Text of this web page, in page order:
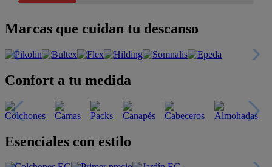
Marcas que cuidan tu descanso
Confort a tu medida
Esenciales con estilo